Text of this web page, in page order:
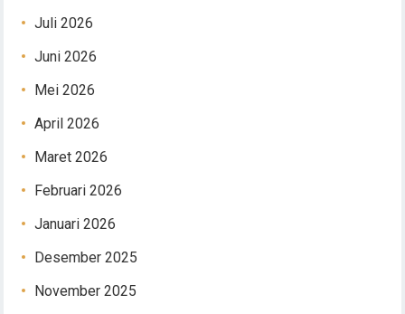
Juli 2026
Juni 2026
Mei 2026
April 2026
Maret 2026
Februari 2026
Januari 2026
Desember 2025
November 2025